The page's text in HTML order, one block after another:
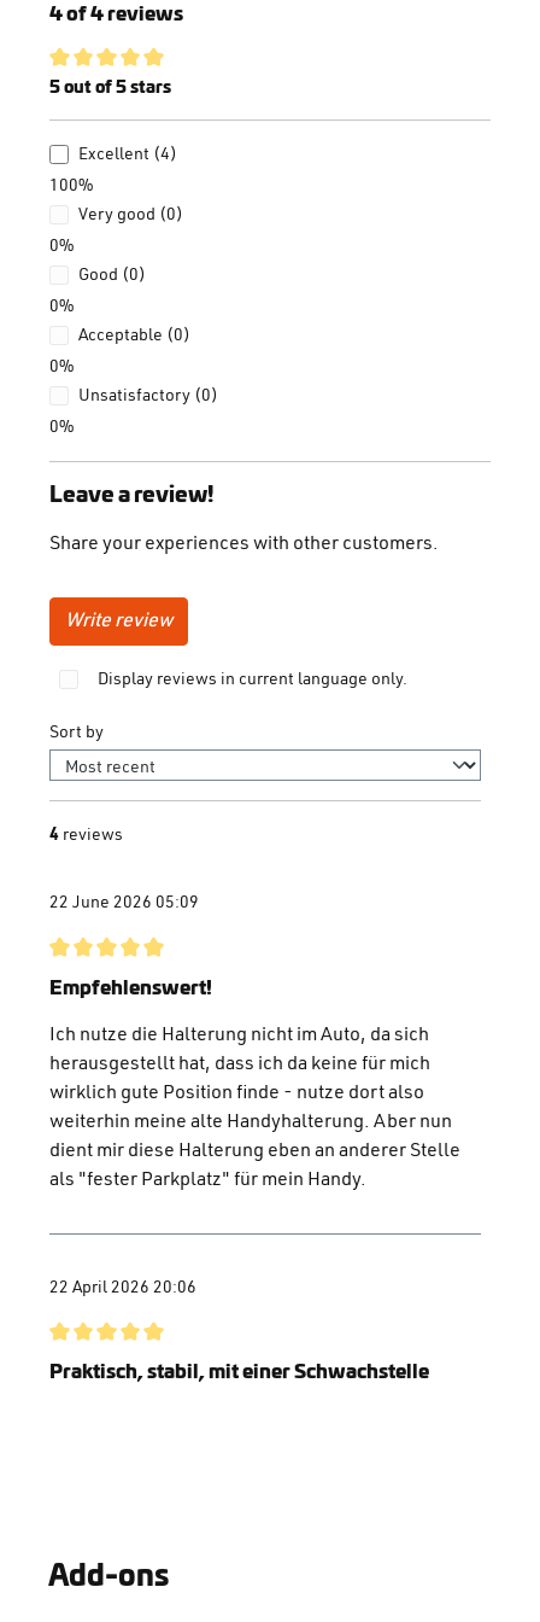
4 of 4 reviews
Average rating of 5 out of 5 stars
5 out of 5 stars
Excellent (4)
100%
Very good (0)
0%
Good (0)
0%
Acceptable (0)
0%
Unsatisfactory (0)
0%
Leave a review!
Share your experiences with other customers.
Write review
Display reviews in current language only.
Sort by
4 reviews
22 June 2026 05:09
Review with rating of 5 out of 5 stars
Empfehlenswert!
Ich nutze die Halterung nicht im Auto, da sich
herausgestellt hat, dass ich da keine für mich
wirklich gute Position finde - nutze dort also
weiterhin meine alte Handyhalterung. Aber nun
dient mir diese Halterung eben an anderer Stelle
als "fester Parkplatz" für mein Handy.
22 April 2026 20:06
Review with rating of 5 out of 5 stars
Praktisch, stabil, mit einer Schwachstelle
lediglich bei intensiver, längerer
Add-ons